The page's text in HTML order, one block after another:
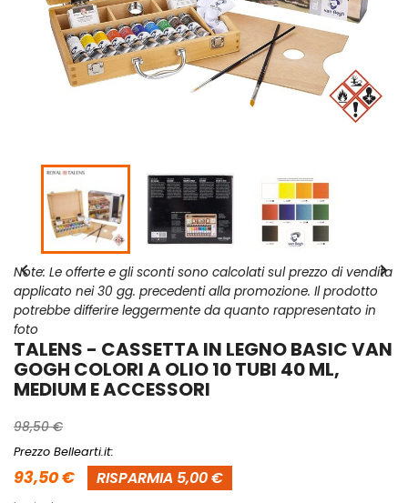
 
Note: Le offerte e gli sconti sono calcolati sul prezzo di vendita
applicato nei 30 gg. precedenti alla promozione. Il prodotto
potrebbe differire leggermente da quanto rappresentato in
foto
TALENS - CASSETTA IN LEGNO BASIC VAN
GOGH COLORI A OLIO 10 TUBI 40 ML,
MEDIUM E ACCESSORI
98,50 €
Prezzo Bellearti.it:
93,50 € RISPARMIA 5,00 €